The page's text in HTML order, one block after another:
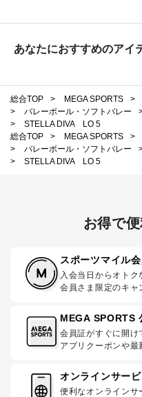
あなたにおすすめのアイ
総合TOP > MEGA SPORTS >
>
バレーボール・ソフトバレー
>
STELLA DIVA LO 5
総合TOP
> MEGA SPORTS >
>
バレーボール・ソフトバレー
>
STELLA DIVA LO 5
お得で
スポーツマイル
入会当日からオトク
会員さま限定のキャ
MEGA SPORTS
会員証がすぐに開け
アプリクーポンや最
オンラインサー
便利なオンライン